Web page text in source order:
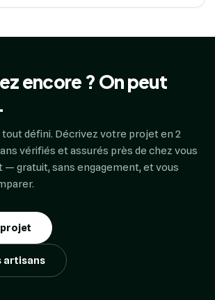
encore ? On peut
tout défini. Décrivez votre projet en 2
vérifiés et assurés près de chez vous
gratuit, sans engagement, et vous
artisans